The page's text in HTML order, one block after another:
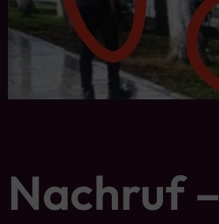
Nachruf –